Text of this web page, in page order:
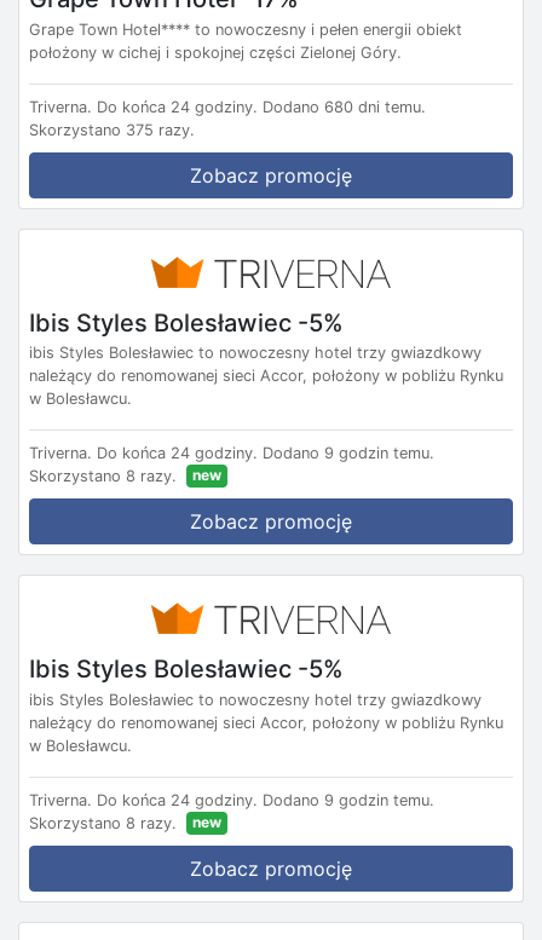
Grape Town Hotel**** to nowoczesny i pełen energii obiekt
położony w cichej i spokojnej części Zielonej Góry.
Triverna. Do końca 24 godziny. Dodano 680 dni temu.
Skorzystano 375 razy.
Zobacz promocję
Ibis Styles Bolesławiec -5%
ibis Styles Bolesławiec to nowoczesny hotel trzy gwiazdkowy
należący do renomowanej sieci Accor, położony w pobliżu Rynku
w Bolesławcu.
Triverna. Do końca 24 godziny. Dodano 9 godzin temu.
Skorzystano 8 razy.
new
Zobacz promocję
Ibis Styles Bolesławiec -5%
ibis Styles Bolesławiec to nowoczesny hotel trzy gwiazdkowy
należący do renomowanej sieci Accor, położony w pobliżu Rynku
w Bolesławcu.
Triverna. Do końca 24 godziny. Dodano 9 godzin temu.
Skorzystano 8 razy.
new
Zobacz promocję